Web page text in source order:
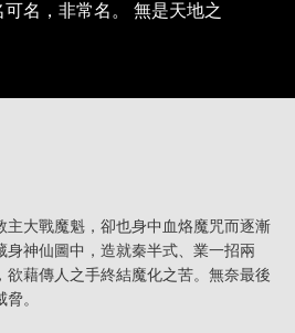
名，非常名。 無是天地之
主大戰魔魁，卻也身中血烙魔咒而逐漸
身神仙圖中，造就秦半式、業一招兩
欲藉傳人之手終結魔化之苦。無奈最後
。